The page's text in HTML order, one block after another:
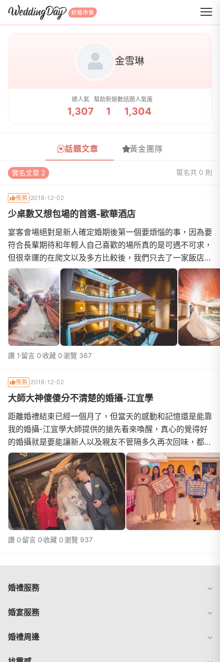
WeddingDay 好婚市集
金雪琳
總人氣
1,307
幫助新娘數
1
話題人氣度
1,304
話題文章 黃金團隊
實名文章 2 匿名共 0 則
推薦 2018-12-02
少桌數又想包場的首選-歐華酒店
宴客會場絕對是新人確定婚期後第一個要煩惱的事，因為要
符合長輩期待和年輕人自己喜歡的場所真的是可遇不可求，
但很幸運的在爬文以及多方比較後，我們只去了一家飯店就
直接下訂了，原因是歐華酒店完全符合我只需要15桌的小
桌數，宴請親朋好友的需求，而且一天就只服務午宴及晚宴
各一場，基本上就是包場不用擔心賓客會跑錯場，或是遇到
送客的時候得和別對新人比鄰的囧況，飯店典雅又不失大方
的裝潢也
讚 1 留言 0 收藏 0瀏覽 367
推薦 2018-12-02
大師大神傻傻分不清楚的婚攝-江宜學
距離婚禮結束已經一個月了，但當天的感動和記憶還是能靠
我的婚攝-江宜學大師提供的搶先看來喚醒，真心的覺得好
的婚攝就是要能讓新人以及親友不管隔多久再次回味，都能
輕鬆回想起當天闖關時的歡笑，拜別時的不捨，婚禮當下的
溫馨。重點是大師真的比想像中的還要更物超所值，事前溝
通的時候就烙下狠話要拍到我不要不要的，沒想到梳妝的時
候真的來了3人6機的大陣仗，著實讓我受寵若驚，而且根
本分不出誰是主攝誰是副攝，因為每個都
讚 0 留言 0 收藏 0瀏覽 937
婚禮服務
婚宴服務
婚禮周邊